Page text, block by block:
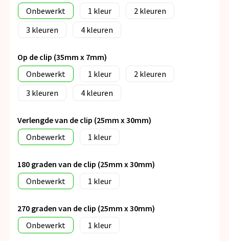
Onbewerkt
1
2
3
4
Op de clip (35mm x 7mm)
Onbewerkt
1
2
3
4
Verlengde van de clip (25mm x 30mm)
Onbewerkt
1
180 graden van de clip (25mm x 30mm)
Onbewerkt
1
270 graden van de clip (25mm x 30mm)
Onbewerkt
1